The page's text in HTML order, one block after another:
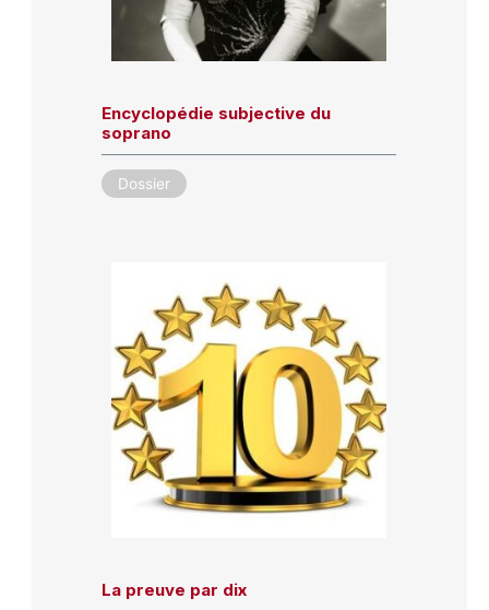
Encyclopédie subjective du
soprano
Dossier
La preuve par dix